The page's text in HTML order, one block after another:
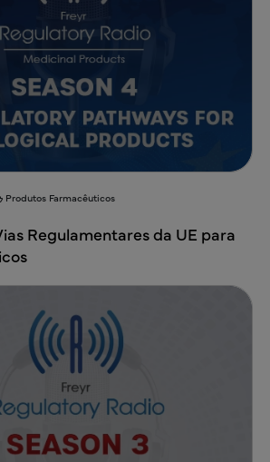
Produtos Farmacêuticos
Regulamentares da UE para